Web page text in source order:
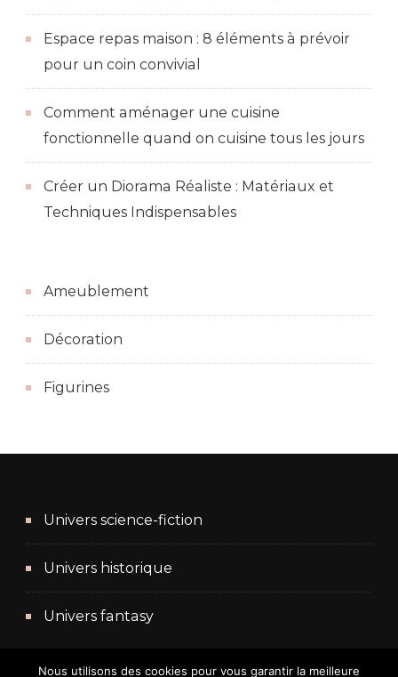
Espace repas maison : 8 éléments à prévoir
pour un coin convivial
Comment aménager une cuisine
fonctionnelle quand on cuisine tous les jours
Créer un Diorama Réaliste : Matériaux et
Techniques Indispensables
Ameublement
Décoration
Figurines
Univers science-fiction
Univers historique
Univers fantasy
Nous utilisons des cookies pour vous garantir la meilleure